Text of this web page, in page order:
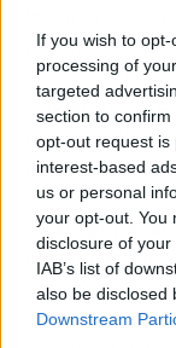
If you wish to
processing of
targeted
section to
opt-out request is
interest-based
us or personal
your opt-out. You
disclosure of
IAB’s list of
also be disclosed
Downstream
resultado
Que ahora
negocio (el
casi seguro,
audio
campo de
Spotify ya
clonadas